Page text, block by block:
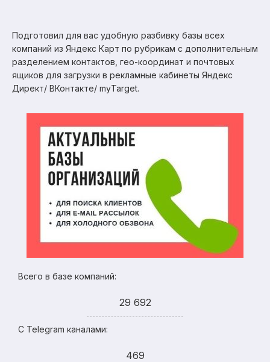
Подготовил для вас удобную разбивку базы всех
компаний из Яндекс Карт по рубрикам с дополнительным
разделением контактов, гео-координат и почтовых
ящиков для загрузки в рекламные кабинеты Яндекс
Директ/ ВКонтакте/ myTarget.
Всего в базе компаний:
29 692
С Telegram каналами:
469